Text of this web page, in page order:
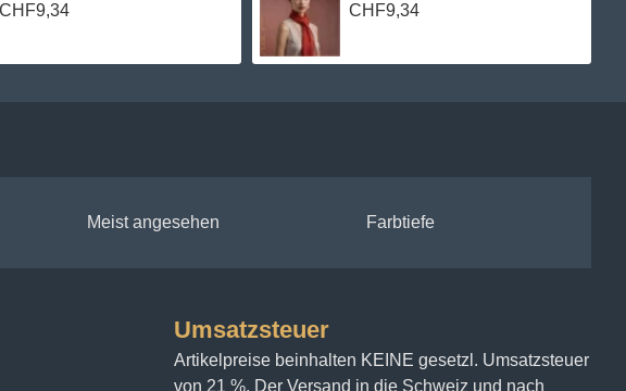
CHF9,34
CHF9,34
Meist angesehen Farbtiefe
Umsatzsteuer
Artikelpreise beinhalten KEINE gesetzl. Umsatzsteuer
von 21 %. Der Versand in die Schweiz und nach